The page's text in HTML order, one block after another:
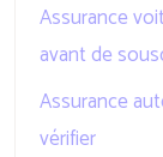
Assurance
avant de
Assurance
vérifier